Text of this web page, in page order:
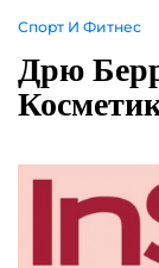
Спорт И Фитнес
Дрю